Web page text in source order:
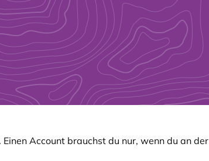
Account brauchst du nur, wenn du an der